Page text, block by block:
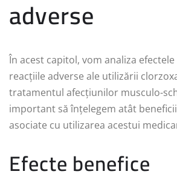
adverse
În acest capitol, vom analiza
reacțiile adverse ale utilizării
tratamentul afecțiunilor musculo-
important să înțelegem atât
asociate cu utilizarea acestui
Efecte benefice